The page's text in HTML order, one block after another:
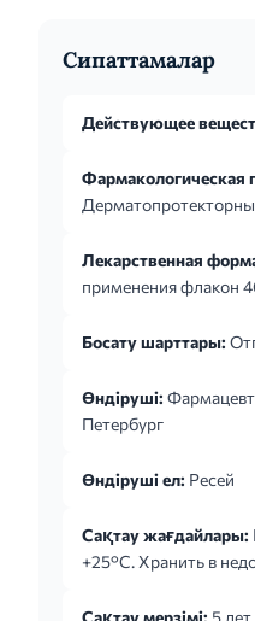
Сипаттамалар
Действующее
Фармакологическая
Лекарственная
применения флакон
Босату шарттары:
Өндіруші:
Петербург
Өндіруші ел: Ресей
Сақтау жағдайлары:
+25°C. Хранить в
Сақтау мерзімі: 5 лет